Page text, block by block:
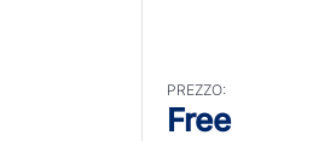
PREZZO:
Free